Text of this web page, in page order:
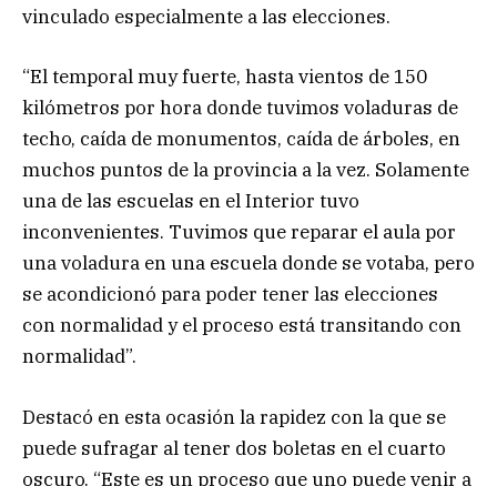
vinculado especialmente a las elecciones.
“El temporal muy fuerte, hasta vientos de 150
kilómetros por hora donde tuvimos voladuras de
techo, caída de monumentos, caída de árboles, en
muchos puntos de la provincia a la vez. Solamente
una de las escuelas en el Interior tuvo
inconvenientes. Tuvimos que reparar el aula por
una voladura en una escuela donde se votaba, pero
se acondicionó para poder tener las elecciones
con normalidad y el proceso está transitando con
normalidad”.
Destacó en esta ocasión la rapidez con la que se
puede sufragar al tener dos boletas en el cuarto
oscuro. “Este es un proceso que uno puede venir a